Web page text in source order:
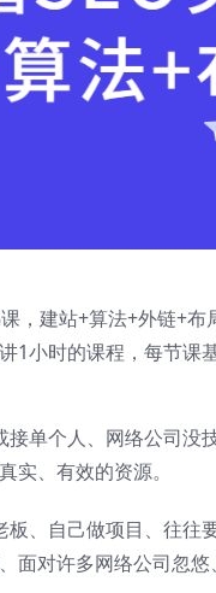
，建站+算法+外链+
1小时的课程，每节课
接单个人、网络公司没
实、有效的资源。
板、自己做项目、往往
面对许多网络公司忽